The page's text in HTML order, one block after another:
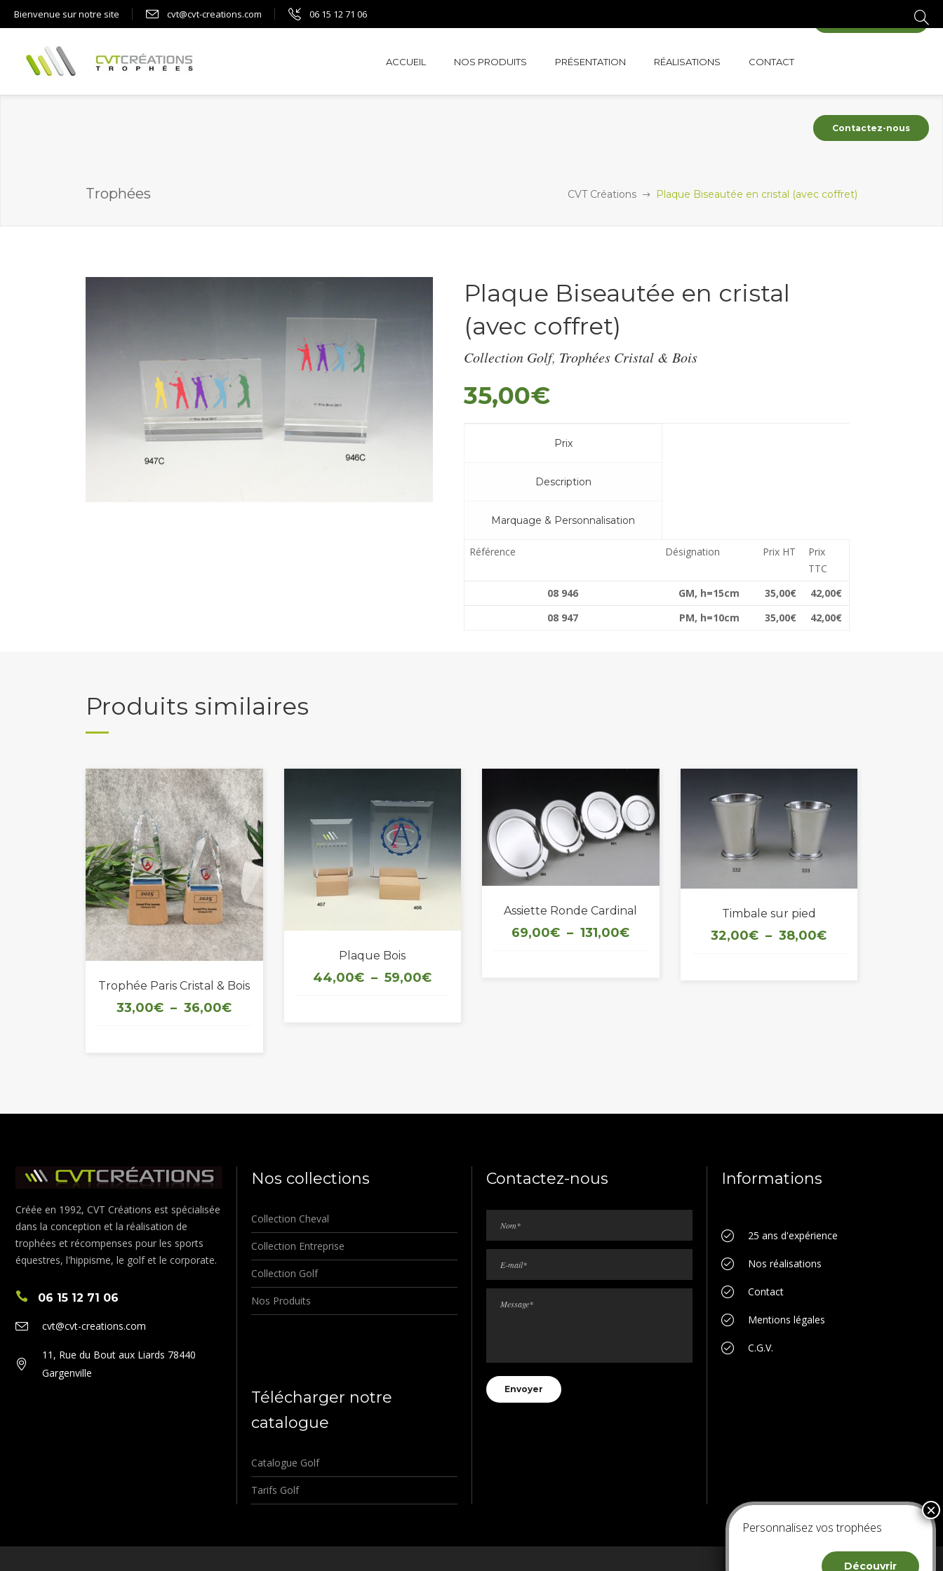
Bienvenue sur notre site cvt@cvt-creations.com 06 15 12 71 06
ACCUEIL NOS PRODUITS PRÉSENTATION RÉALISATIONS CONTACT
Contactez-nous
Trophées CVT Créations Plaque Biseautée en cristal (avec coffret)
Plaque Biseautée en cristal
(avec coffret)
Collection Golf, Trophées Cristal & Bois
35,00€
Prix
Description
Marquage & Personnalisation
Référence Désignation Prix HT
Prix
TTC
08 946
GM, h=15cm 35,00€
42,00€
08 947
PM, h=10cm 35,00€ 42,00€
Produits similaires
Trophée Paris Cristal & Bois
33,00€ – 36,00€Plage
Plaque Bois
44,00€ – 59,00€Plage
Assiette Ronde Cardinal
69,00€ – 131,00€Plage
Timbale sur pied
32,00€ – 38,00€Plage
Créée en 1992, CVT Créations est spécialisée
dans la conception et la réalisation de
trophées et récompenses pour les sports
équestres, l'hippisme, le golf et le corporate.
06 15 12 71 06
cvt@cvt-creations.com
11, Rue du Bout aux Liards 78440
Gargenville
Nos collections
Collection Cheval
Collection Entreprise
Collection Golf
Nos Produits
Télécharger notre
catalogue
Catalogue Golf
Tarifs Golf
Contactez-nous
Please leave this field empty.
Informations
25 ans d'expérience
Nos réalisations
Contact
Mentions légales
C.G.V.
Personnalisez vos trophées
Découvrir